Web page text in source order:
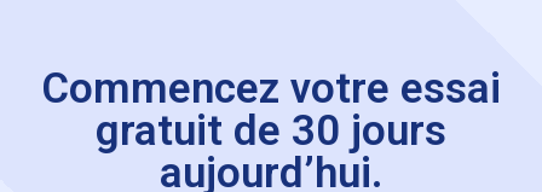
Commencez votre essai
gratuit de 30 jours
aujourd’hui.